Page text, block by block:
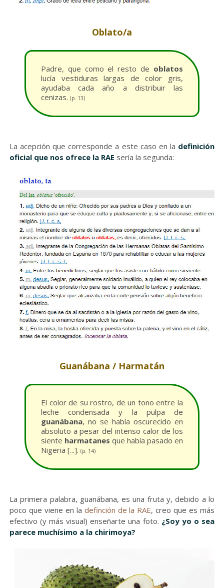
Oblato/a
Padre, que como el resto de oblatos
lucía vestiduras largas de color gris,
ayudaba cada año a distribuir las
cenizas. (p. 13)
La acepción que corresponde a este caso en la definición
oficial que nos ofrece la RAE sería la segunda:
Guanábana / Harmatán
El color de su rostro, de un tono entre la
leche condensada y la pulpa de
guanábana, no se había oscurecido en
absoluto a pesar del intenso calor de los
siente harmatanes que había pasado en
Nigeria [...]. (p. 14)
La primera palabra, guanábana, es una fruta y, debido a lo
poco que viene en la definción de la RAE, creo que es más
efectivo (y más visual) enseñarte una foto. ¿Soy yo o sea
parece muchísimo a la chirimoya?